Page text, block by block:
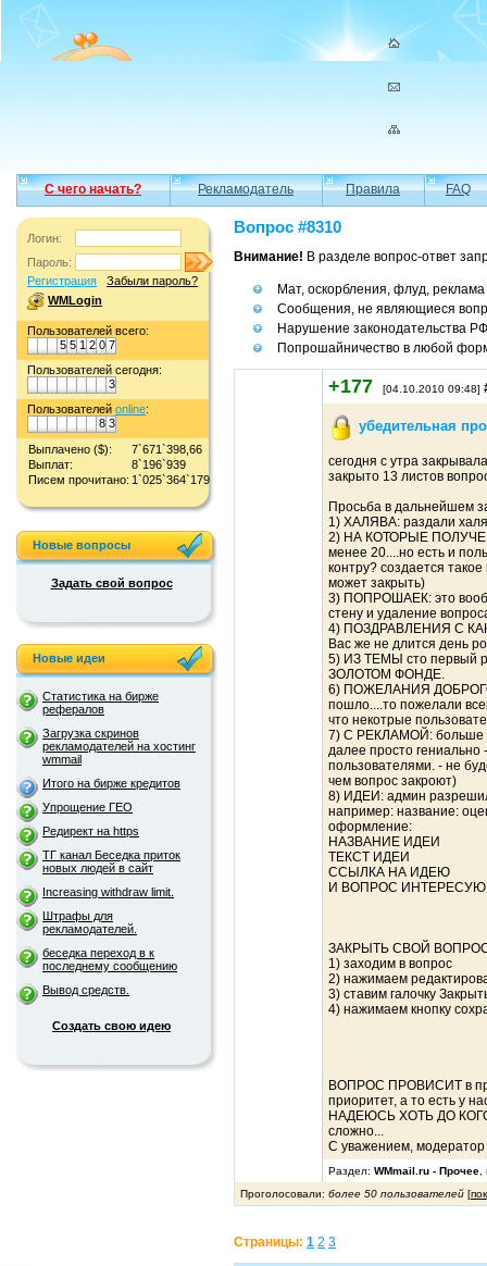
С чего начать? Рекламодатель Правила FAQ
Логин:
Пароль:
Регистрация
Забыли пароль?
WMLogin
Пользователей всего:
5 5 1 2 0 7
Пользователей сегодня:
3
Пользователей online:
8 3
Выплачено ($):
7`671`398,66
Выплат:
8`196`939
Писем прочитано: 1`025`364`179
Новые вопросы
Задать свой вопрос
Новые идеи
Статистика на бирже
рефералов
Загрузка скринов
рекламодателей на хостинг
wmmail
Итого на бирже кредитов
Упрощение ГЕО
Редирект на https
ТГ канал Беседка приток
новых людей в сайт
Increasing withdraw limit.
Штрафы для
рекламодателей.
беседка переход в к
последнему сообщению
Вывод средств.
Создать свою идею
Вопрос #8310
Внимание! В разделе вопрос-ответ
Мат, оскорбления, флуд, реклама
Сообщения, не являющиеся
Нарушение законодательства РФ
Попрошайничество в любой
+177 [04.10.2010 09:48]
убедительная
сегодня с утра
закрыто 13 листов
Просьба в дальнейшем
1) ХАЛЯВА: раздали
2) НА КОТОРЫЕ ПОЛУЧЕН
менее 20....но есть и
контру? создается
может закрыть)
3) ПОПРОШАЕК: это
стену и удаление
4) ПОЗДРАВЛЕНИЯ С
Вас же не длится день
5) ИЗ ТЕМЫ сто первый
ЗОЛОТОМ ФОНДЕ.
6) ПОЖЕЛАНИЯ ДОБРОГО
пошло....то пожелали
что некотрые
7) С РЕКЛАМОЙ: больше
далее просто гениально
пользователями. - не
чем вопрос закроют)
8) ИДЕИ: админ
например: название:
оформление:
НАЗВАНИЕ ИДЕИ
ТЕКСТ ИДЕИ
ССЫЛКА НА ИДЕЮ
И ВОПРОС
ЗАКРЫТЬ СВОЙ
1) заходим в вопрос
2) нажимаем
3) ставим галочку
4) нажимаем кнопку
ВОПРОС ПРОВИСИТ в
приоритет, а то есть у
НАДЕЮСЬ ХОТЬ ДО
сложно...
С уважением,
Раздел: WMmail.ru - Прочее
Проголосовали: более 50 пользователей [
Страницы: 1 2 3